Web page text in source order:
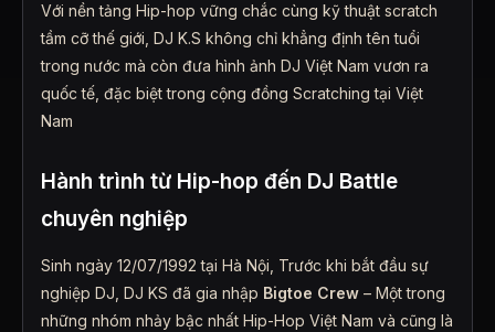
Với nền tảng Hip-hop vững chắc cùng kỹ thuật scratch
tầm cỡ thế giới, DJ K.S không chỉ khẳng định tên tuổi
trong nước mà còn đưa hình ảnh DJ Việt Nam vươn ra
quốc tế, đặc biệt trong cộng đồng Scratching tại Việt
Nam
Hành trình từ Hip-hop đến DJ Battle
chuyên nghiệp
Sinh ngày 12/07/1992 tại Hà Nội, Trước khi bắt đầu sự
nghiệp DJ, DJ KS đã gia nhập Bigtoe Crew – Một trong
những nhóm nhảy bậc nhất Hip-Hop Việt Nam và cũng là